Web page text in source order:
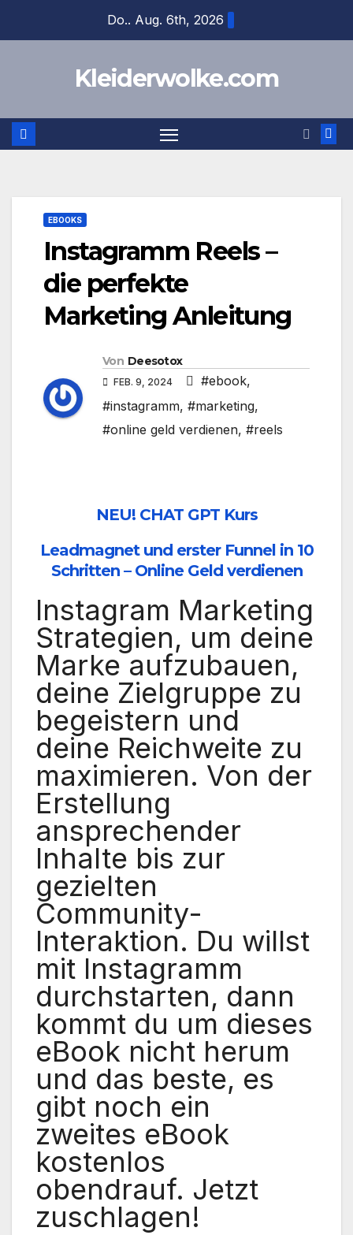
Do.. Aug. 6th, 2026
Kleiderwolke.com
EBOOKS
Instagramm Reels –
die perfekte
Marketing Anleitung
Von Deesotox
FEB. 9, 2024 #ebook,
#instagramm, #marketing,
#online geld verdienen, #reels
NEU! CHAT GPT Kurs
Leadmagnet und erster Funnel in 10
Schritten – Online Geld verdienen
Instagram Marketing
Strategien, um deine
Marke aufzubauen,
deine Zielgruppe zu
begeistern und
deine Reichweite zu
maximieren. Von der
Erstellung
ansprechender
Inhalte bis zur
gezielten
Community-
Interaktion. Du willst
mit Instagramm
durchstarten, dann
kommt du um dieses
eBook nicht herum
und das beste, es
gibt noch ein
zweites eBook
kostenlos
obendrauf. Jetzt
zuschlagen!